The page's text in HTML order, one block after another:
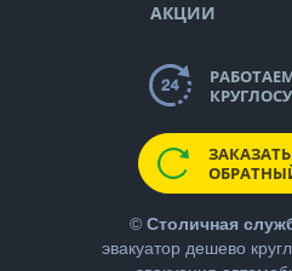
АКЦИИ
ЗАКАЗАТЬ
© Столичная
эвакуатор дешево